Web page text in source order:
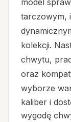
tarczowym,
kolekcji.
chwytu,
oraz
wyborze
kaliber i
wygodę